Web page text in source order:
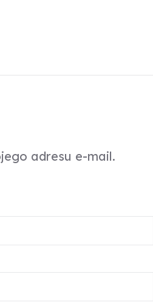
adresu e-mail.